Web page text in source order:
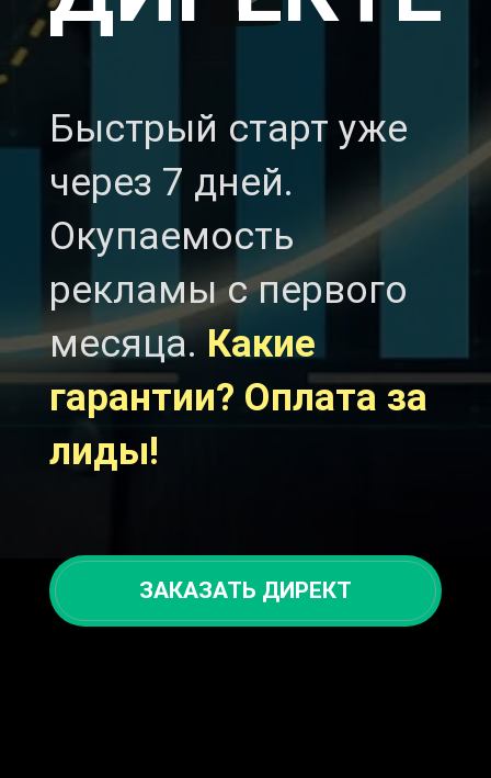
Быстрый старт уже
через 7 дней.
Окупаемость
рекламы с первого
месяца. Какие
гарантии? Оплата за
лиды!
ЗАКАЗАТЬ ДИРЕКТ